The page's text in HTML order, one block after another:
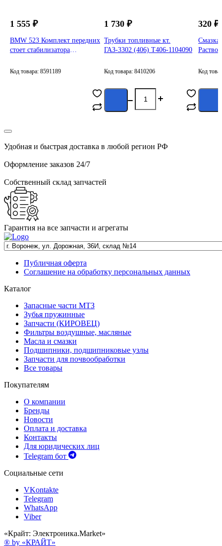
1 555 ₽
BMW 523 Комплект передних
стоет стабилизатора
Код товара: 8591189
1 730 ₽
Трубки топливные кт.
ГАЗ-3302 (406) Т406-1104090
Код товара: 8410206
320 ₽
Смазка АЭРОЗОЛЬ
Код
Удобная и быстрая доставка в любой регион РФ
Оформление заказов 24/7
Собственный склад запчастей
Гарантия на все запчасти и агрегаты
Публичная оферта
Соглашение на обработку персональных данных
Каталог
Запасные части МТЗ
Зубья пружинные
Запчасти (КИРОВЕЦ)
Фильтры воздушные, масляные
Масла и смазки
Подшипники, подшипниковые узлы
Запчасти для почвообработки
Все товары
Покупателям
О компании
Бренды
Новости
Оплата и доставка
Контакты
Для юридических лиц
Telegram бот
Социальные сети
VKontakte
Telegram
WhatsApp
Viber
«Крайт: Электроника.Market»
® by «КРАЙТ»